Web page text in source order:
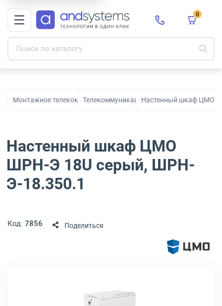
0
Монтажное телекоммуникационное оборудование для СКС и
Телекоммуникационные шкафы
Настенный шкаф ЦМО
Настенный шкаф ЦМО
ШРН-Э 18U серый, ШРН-
Э-18.350.1
Код 7856 Поделиться